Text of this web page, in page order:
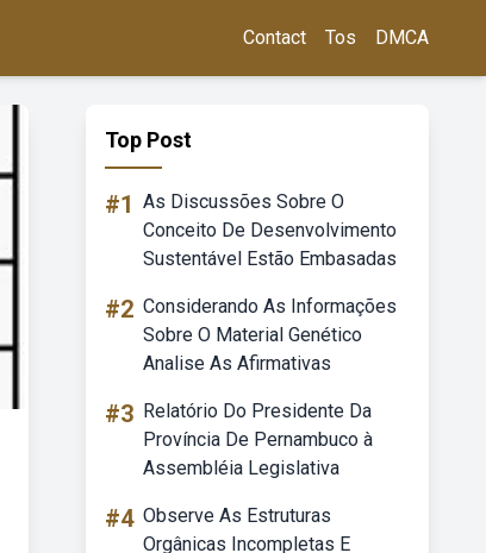
Contact Tos DMCA
Top Post
#1 As Discussões Sobre O
Conceito De Desenvolvimento
Sustentável Estão Embasadas
#2 Considerando As Informações
Sobre O Material Genético
Analise As Afirmativas
#3 Relatório Do Presidente Da
Província De Pernambuco à
Assembléia Legislativa
#4 Observe As Estruturas
Orgânicas Incompletas E